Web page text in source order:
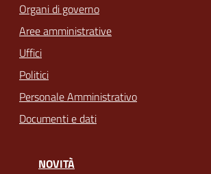
Organi di governo
Aree amministrative
Uffici
Politici
Personale Amministrativo
Documenti e dati
NOVITÀ